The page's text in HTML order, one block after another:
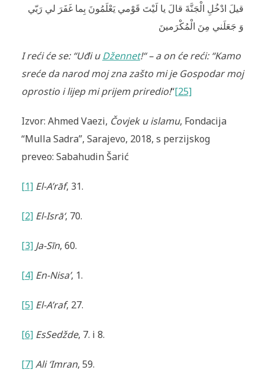
قيلَ ادْخُلِ الْجَنَّةَ قالَ يا لَيْتَ قَوْمي يَعْلَمُونَ بِما غَفَرَ لي رَبّي
وَ جَعَلَني مِنَ الْمُكْرَمينَ
I reći će se: “Uđi uDžennet!“ – a on će reći: “Kamo
sreće da narod moj zna zašto mi je Gospodar moj
oprostio i lijep mi prijem priredio!“[25]
Izvor: Ahmed Vaezi, Čovjek u islamu, Fondacija
“Mulla Sadra”, Sarajevo, 2018, s perzijskog
preveo: Sabahudin Šarić
[1] El-A’rāf, 31.
[2] El-Isrā‘, 70.
[3] Ja-Sīn, 60.
[4] En-Nisa’, 1.
[5] El-A’raf, 27.
[6] Es­Sedžde, 7. i 8.
[7]Ali ‘Imran, 59.